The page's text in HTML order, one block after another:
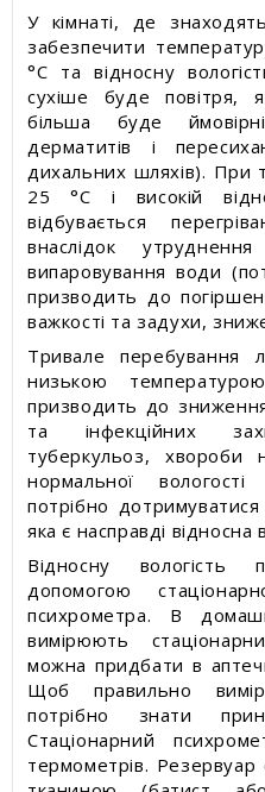
У кімнаті, де
забезпечити
°С та відносну
сухіше буде повітря,
більша буде
дерматитів і
дихальних шляхів). При
25 °С і високій
відбувається
внаслідок
випаровування води
призводить до
важкості та задухи,
Тривале
низькою
призводить до
та інфекційних
туберкульоз, хвороби
нормальної
потрібно
яка є насправді відносна
Відносну вологість
допомогою
психрометра. В
вимірюють
можна придбати в
Щоб правильно
потрібно знати
Стаціонарний
термометрів.